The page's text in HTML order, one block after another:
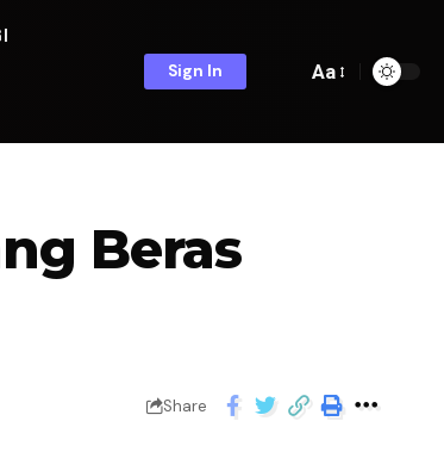
Sign In Aa
Beras
Share